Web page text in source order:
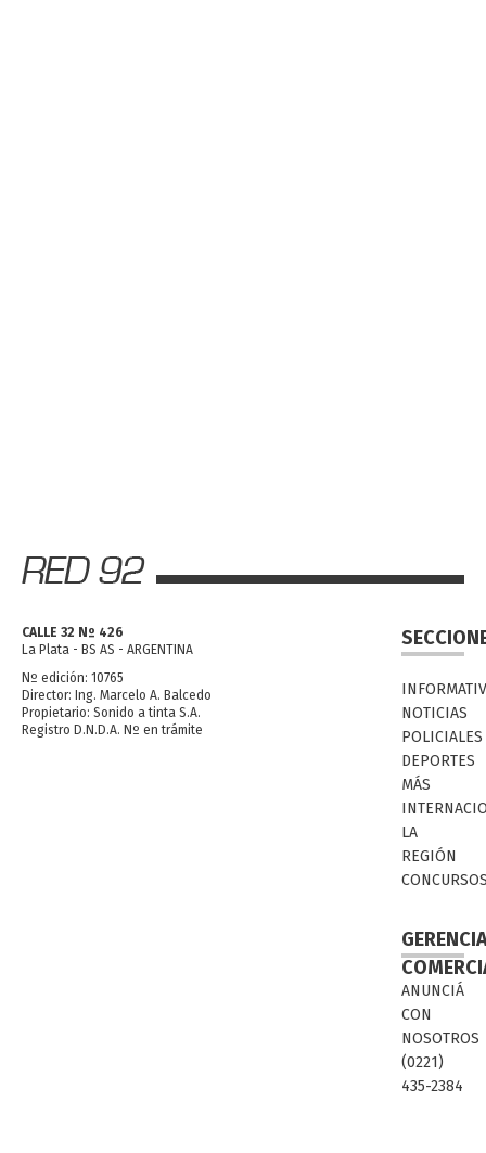
CALLE 32 Nº 426
La Plata - BS AS - ARGENTINA
Nº edición: 10765
Director: Ing. Marcelo A. Balcedo
Propietario: Sonido a tinta S.A.
Registro D.N.D.A. Nº en trámite
NOTICIAS
POLICIALES
DEPORTES
MÁS
LA
REGIÓN
ANUNCIÁ
CON
NOSOTROS
(0221)
435-2384